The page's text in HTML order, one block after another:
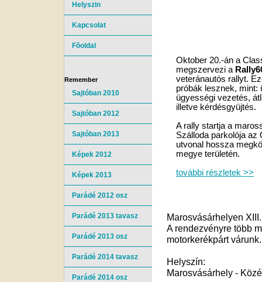
Oktober 20.-án a
megszervezi a
veteránautós rallyt.
próbák lesznek, mint:
ügyességi vezetés,
illetve kérdésgyüjtés.
A rally startja a
Szálloda parkolója az
utvonal hossza
megye területén.
további részletek >>
Marosvásárhelyen
A rendezvényre több
motorkerékpárt várunk.
Helyszín:
Marosvásárhely -
Helyszin
Kapcsolat
Fõoldal
Remember
Sajtóban 2010
Sajtóban 2012
Sajtóban 2013
Képek 2012
Képek 2013
Parádé 2012 osz
Parádé 2013 tavasz
Parádé 2013 osz
Parádé 2014 tavasz
Parádé 2014 osz